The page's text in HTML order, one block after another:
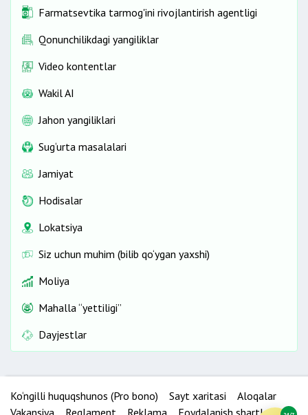
Farmatsevtika tarmog'ini rivojlantirish agentligi
Qonunchilikdagi yangiliklar
Video kontentlar
Wakil AI
Jahon yangiliklari
Sug‘urta masalalari
Jamiyat
Hodisalar
Lokatsiya
Siz uchun muhim (bilib qo‘ygan yaxshi)
Moliya
Mahalla “yettiligi”
Dayjestlar
Ko‘ngilli huquqshunos (Pro bono) Sayt xaritasi
Aloqalar